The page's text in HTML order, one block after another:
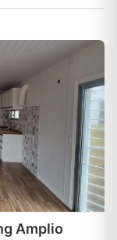
Amplio